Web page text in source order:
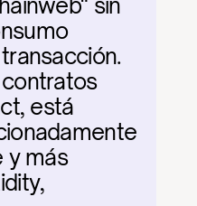
sin
está
y más